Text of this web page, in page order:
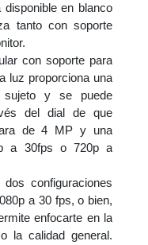
en blanco
tanto con soporte
con soporte para
luz proporciona una
sujeto y se puede
del dial de que
de 4 MP y una
a 30fps o 720p a
configuraciones
a 30 fps, o bien,
enfocarte en la
la calidad general.